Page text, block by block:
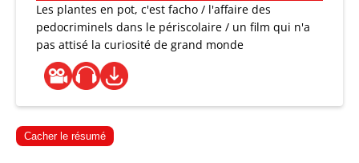
Les plantes en pot, c'est facho / l'affaire des
pedocriminels dans le périscolaire / un film qui n'a
pas attisé la curiosité de grand monde
Cacher le résumé